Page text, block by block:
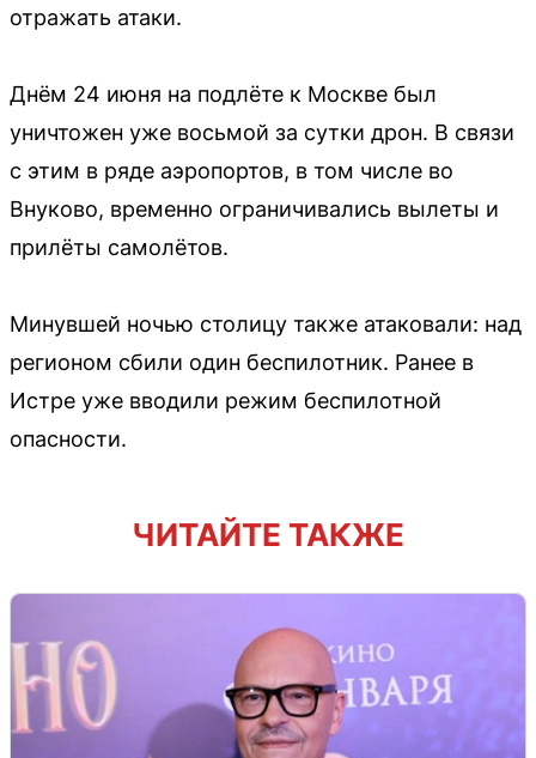
отражать атаки.
Днём 24 июня на подлёте к Москве был
уничтожен уже восьмой за сутки дрон. В связи
с этим в ряде аэропортов, в том числе во
Внуково, временно ограничивались вылеты и
прилёты самолётов.
Минувшей ночью столицу также атаковали: над
регионом сбили один беспилотник. Ранее в
Истре уже вводили режим беспилотной
опасности.
ЧИТАЙТЕ ТАКЖЕ